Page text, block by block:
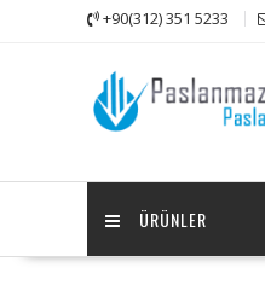
+90(312) 351 5233
ÜRÜNLER